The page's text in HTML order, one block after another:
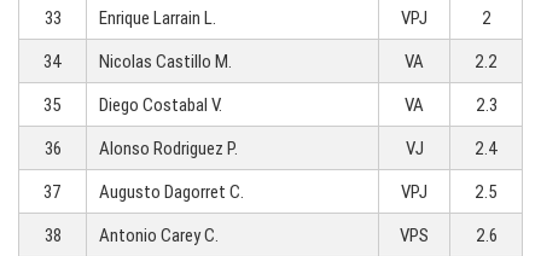
33
Enrique Larrain L. VPJ
2
34
Nicolas Castillo M. VA
2.2
35
Diego Costabal V. VA
2.3
36
Alonso Rodriguez P. VJ
2.4
37
Augusto Dagorret C. VPJ
2.5
38
Antonio Carey C. VPS
2.6